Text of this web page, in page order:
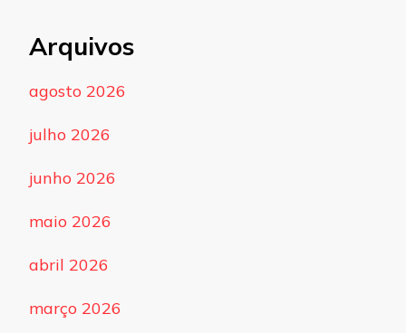
Arquivos
agosto 2026
julho 2026
junho 2026
maio 2026
abril 2026
março 2026